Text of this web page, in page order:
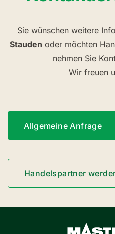
Sie wünschen weitere
Stauden oder möchten
nehmen Sie
Wir freuen
Allgemeine Anfrage
Handelspartner
Master-Stauden